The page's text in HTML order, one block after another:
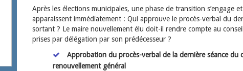
Après les élections municipales, une phase de transition s’engage
apparaissent immédiatement : Qui approuve le procès-verbal du
sortant ? Le maire nouvellement élu doit-il rendre compte au
prises par délégation par son prédécesseur ?
Approbation du procès-verbal de la dernière séance du
renouvellement général